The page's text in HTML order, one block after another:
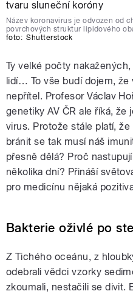
Název koronavirus je odvozen od
povrchových struktur lipidového
foto: Shutterstock
Ty velké počty
lidí… To vše budí dojem,
nepřítel. Profesor Václav
genetiky AV ČR ale říká, že
virus. Protože stále platí,
bránit se tak musí náš
přesně dělá? Proč
několika dní? Přináší
pro medicínu nějaká
Bakterie oživlé po
Z Tichého oceánu, z
odebrali vědci vzorky
zkoumali, nestačili se divit.